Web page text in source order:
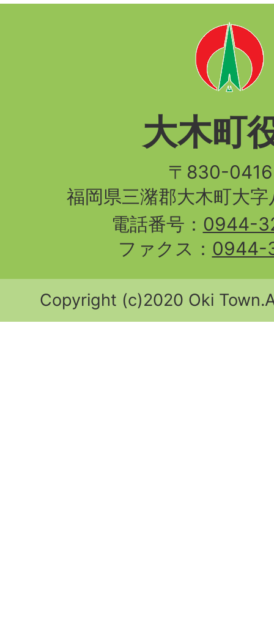
大木町
〒830-
福岡県三潴郡大木町大
電話番号： 0944-
ファクス： 0944-
Copyright (c)2020 Oki